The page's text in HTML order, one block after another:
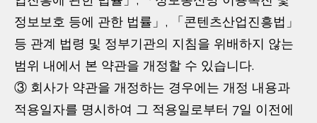
정보보호 등에 관한 법률」, 「콘텐츠산업진흥법」
등 관계 법령 및 정부기관의 지침을 위배하지 않는
범위 내에서 본 약관을 개정할 수 있습니다.
③ 회사가 약관을 개정하는 경우에는 개정 내용과
적용일자를 명시하여 그 적용일로부터 7일 이전에